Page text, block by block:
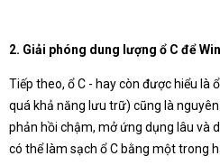
2. Giải phóng dung lượng ổ C để
Tiếp theo, ổ C - hay còn được hiểu là
quá khả năng lưu trữ) cũng là
phản hồi chậm, mở ứng dụng lâu và
có thể làm sạch ổ C bằng một trong